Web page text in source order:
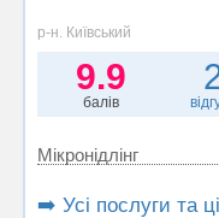
р-н. Київський
9.9
балів
Мікронідлінг
➡️ Усі послуги та